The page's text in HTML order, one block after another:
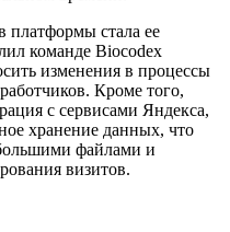
стала ее
команде Biocodex
изменения в процессы
Кроме того,
с сервисами Яндекса,
хранение данных, что
файлами и
визитов.